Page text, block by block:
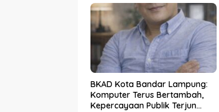
BKAD Kota Bandar Lampung:
Komputer Terus Bertambah,
Kepercayaan Publik Terjun